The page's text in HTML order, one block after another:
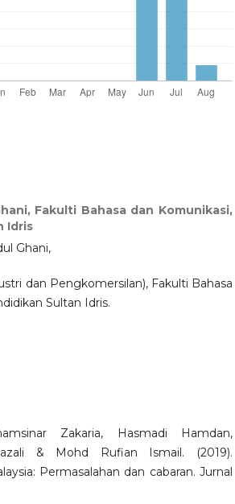
Fakulti Bahasa dan Komunikasi,
Idris
Ghani,
dan Pengkomersilan), Fakulti Bahasa
Sultan Idris.
Zakaria, Hasmadi Hamdan,
& Mohd Rufian Ismail. (2019).
Permasalahan dan cabaran. Jurnal